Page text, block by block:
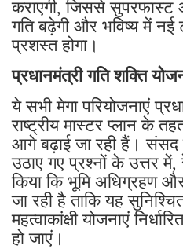
कराएगी, जिससे
गति बढ़ेगी और भविष्य में नई
प्रशस्त होगा।
प्रधानमंत्री गति शक्ति
ये सभी मेगा परियोजनाएं
राष्ट्रीय मास्टर प्लान के
आगे बढ़ाई जा रही हैं। संसद
उठाए गए प्रश्नों के उत्तर
किया कि भूमि अधिग्रहण और
जा रही है ताकि यह
महत्वाकांक्षी योजनाएं
हो जाएं।